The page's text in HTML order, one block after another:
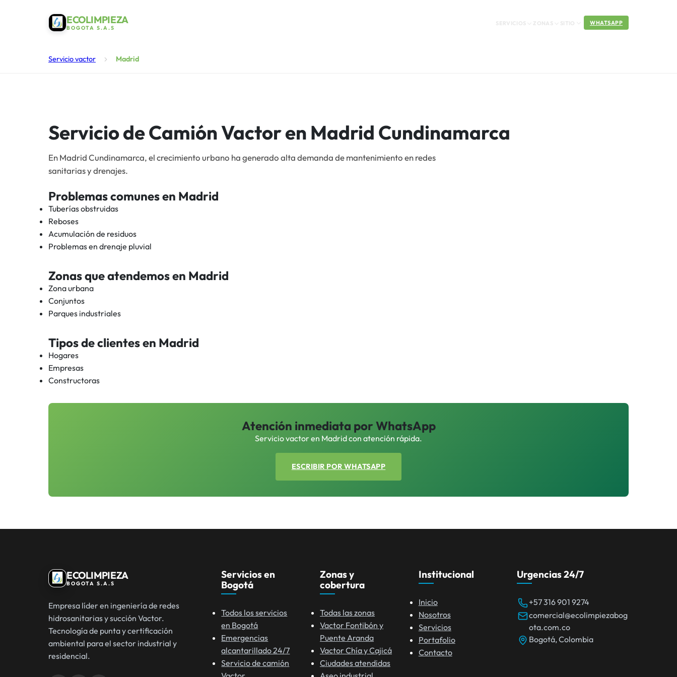
ECOLIMPIEZA
BOGOTA S.A.S
WHATSAPP
Servicio vactor Madrid
Servicio de Camión Vactor en Madrid Cundinamarca
En Madrid Cundinamarca, el crecimiento urbano ha generado alta demanda de mantenimiento en redes
sanitarias y drenajes.
Problemas comunes en Madrid
Tuberías obstruidas
Reboses
Acumulación de residuos
Problemas en drenaje pluvial
Zonas que atendemos en Madrid
Zona urbana
Conjuntos
Parques industriales
Tipos de clientes en Madrid
Hogares
Empresas
Constructoras
Atención inmediata por WhatsApp
Servicio vactor en Madrid con atención rápida.
ESCRIBIR POR WHATSAPP
ECOLIMPIEZA
BOGOTA S.A.S
Empresa líder en ingeniería de redes
hidrosanitarias y succión Vactor.
Tecnología de punta y certificación
ambiental para el sector industrial y
residencial.
Servicios en
Bogotá
Todos los servicios
en Bogotá
Emergencias
alcantarillado 24/7
Servicio de camión
Zonas y
cobertura
Todas las zonas
Vactor Fontibón y
Puente Aranda
Vactor Chía y Cajicá
Ciudades atendidas
Institucional
Inicio
Nosotros
Servicios
Portafolio
Contacto
Urgencias 24/7
+57 316 901 9274
comercial@ecolimpiezabog
ota.com.co
Bogotá, Colombia